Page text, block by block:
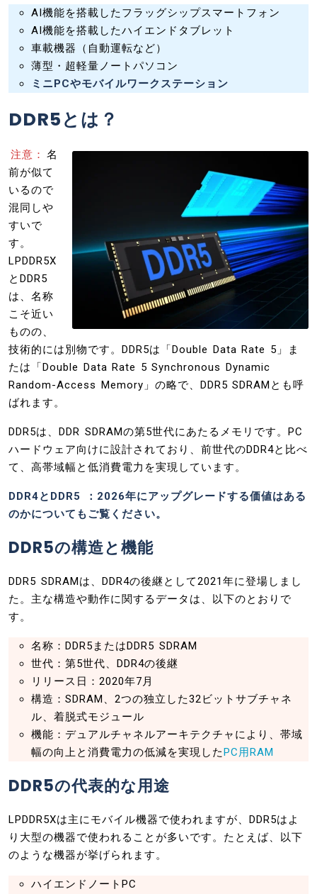
AI機能を搭載したフラッグシップスマートフォン
AI機能を搭載したハイエンドタブレット
車載機器（自動運転など）
薄型・超軽量ノートパソコン
ミニPCやモバイルワークステーション
DDR5とは？
注意： 名
前が似て
いるので
混同しや
すいで
す。
LPDDR5X
とDDR5
は、名称
こそ近い
ものの、
技術的には別物です。DDR5は「Double Data Rate 5」ま
たは「Double Data Rate 5 Synchronous Dynamic
Random-Access Memory」の略で、DDR5 SDRAMとも呼
ばれます。
DDR5は、DDR SDRAMの第5世代にあたるメモリです。PC
ハードウェア向けに設計されており、前世代のDDR4と比べ
て、高帯域幅と低消費電力を実現しています。
DDR4とDDR5 ：2026年にアップグレードする価値はある
のかについてもご覧ください。
DDR5の構造と機能
DDR5 SDRAMは、DDR4の後継として2021年に登場しまし
た。主な構造や動作に関するデータは、以下のとおりで
す。
名称：DDR5またはDDR5 SDRAM
世代：第5世代、DDR4の後継
リリース日：2020年7月
構造：SDRAM、2つの独立した32ビットサブチャネ
ル、着脱式モジュール
機能：デュアルチャネルアーキテクチャにより、帯域
幅の向上と消費電力の低減を実現したPC用RAM
DDR5の代表的な用途
LPDDR5Xは主にモバイル機器で使われますが、DDR5はよ
り大型の機器で使われることが多いです。たとえば、以下
のような機器が挙げられます。
ハイエンドノートPC